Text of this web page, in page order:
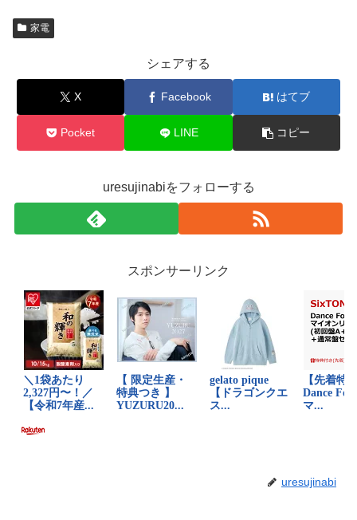
家電
シェアする
X Facebook はてブ
Pocket LINE コピー
uresujinabiをフォローする
スポンサーリンク
uresujinabi